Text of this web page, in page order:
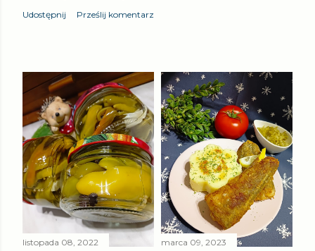
Udostępnij Prześlij komentarz
listopada 08, 2022 marca 09, 2023